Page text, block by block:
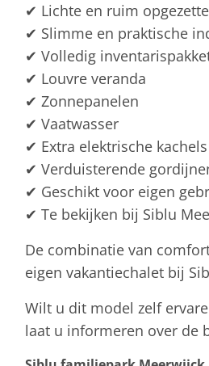
✔ Lichte en ruim
✔ Slimme en praktische
✔ Volledig
✔ Louvre veranda
✔ Zonnepanelen
✔ Vaatwasser
✔ Extra elektrische
✔ Verduisterende
✔ Geschikt voor eigen
✔ Te bekijken bij Siblu
De combinatie van
eigen vakantiechalet bij
Wilt u dit model zelf
laat u informeren over de